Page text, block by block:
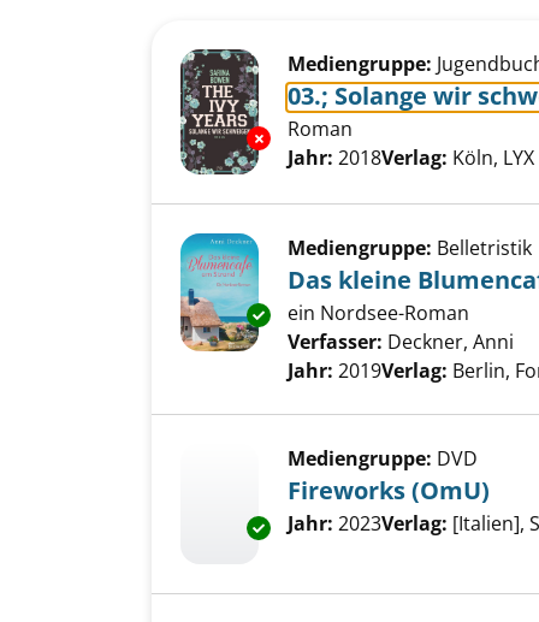
Exemplar-Details von 03.;
Mediengruppe:
03.; Solange wir
Roman
Suche nach diesem
Jahr: 2018Verlag: Köln,
Exemplar-Details von Das
Mediengruppe: Belletristik
Das kleine
ein Nordsee-Roman
Verfasser: Deckner, Anni
Jahr: 2019Verlag: Berlin,
Exemplar-Details von
Mediengruppe: DVD
Fireworks (OmU)
Suche nach diesem
Jahr: 2023Verlag: [Italien],